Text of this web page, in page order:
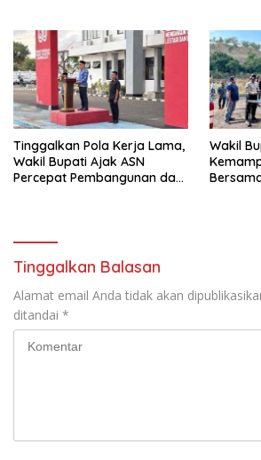
Tinggalkan Pola Kerja Lama,
Wakil Bupati Ajak ASN
Percepat Pembangunan dan
Wakil
Tinggalkan Balasan
Alamat email Anda tidak akan
ditandai *